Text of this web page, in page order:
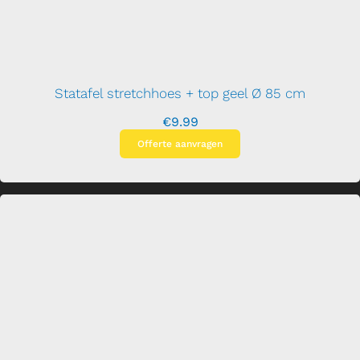
Statafel stretchhoes + top geel Ø 85 cm
€9.99
Offerte aanvragen